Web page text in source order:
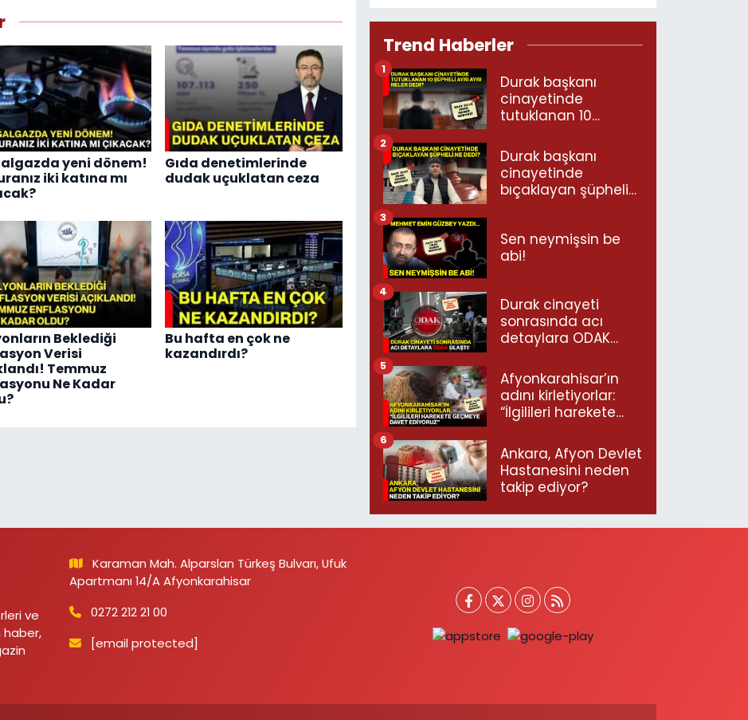
yeni dönem!
iki katına mı
Gıda denetimlerinde
dudak uçuklatan ceza
Beklediği
Verisi
Temmuz
Ne Kadar
Bu hafta en çok ne
kazandırdı?
Trend Haberler
Durak başkanı
cinayetinde
tutuklanan 10
neler dedi?
1
Durak başkanı
cinayetinde
bıçaklayan şüpheli
2
Sen neymişsin be
abi!
3
Durak cinayeti
sonrasında acı
detaylara ODAK
4
Afyonkarahisar’ın
adını kirletiyorlar:
“İlgilileri harekete
ediyoruz”
5
Ankara, Afyon Devlet
Hastanesini neden
takip ediyor?
6
ve
haber,
Karaman Mah. Alparslan Türkeş Bulvarı, Ufuk
Apartmanı 14/A Afyonkarahisar
0272 212 21 00
[email protected]